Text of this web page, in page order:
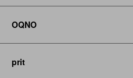
OQNO
prit